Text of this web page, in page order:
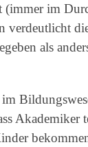
(immer im
verdeutlicht
als